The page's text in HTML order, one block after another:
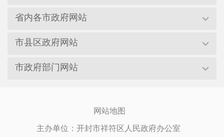
省内各市政府网站
市县区政府网站
市政府部门网站
网站地图
主办单位：开封市祥符区人民政府办公室